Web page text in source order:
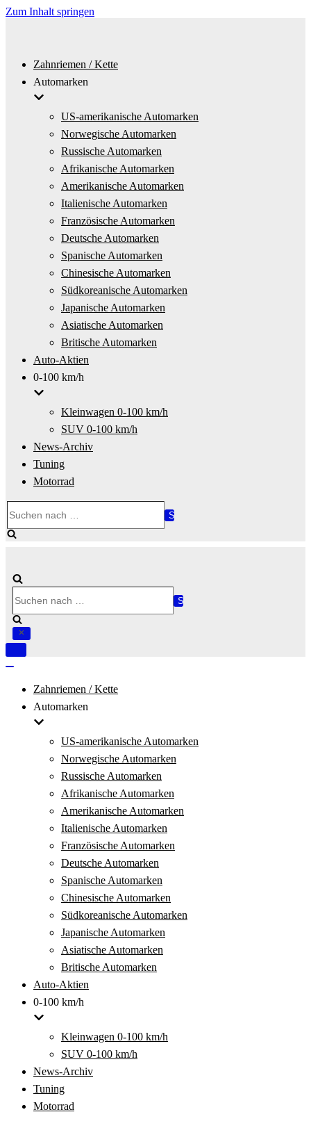
Zum Inhalt springen
Zahnriemen / Kette
Automarken
US-amerikanische Automarken
Norwegische Automarken
Russische Automarken
Afrikanische Automarken
Amerikanische Automarken
Italienische Automarken
Französische Automarken
Deutsche Automarken
Spanische Automarken
Chinesische Automarken
Südkoreanische Automarken
Japanische Automarken
Asiatische Automarken
Britische Automarken
Auto-Aktien
0-100 km/h
Kleinwagen 0-100 km/h
SUV 0-100 km/h
News-Archiv
Tuning
Motorrad
nach …
nach …
Navigation
Zahnriemen / Kette
Automarken
US-amerikanische Automarken
Norwegische Automarken
Russische Automarken
Afrikanische Automarken
Amerikanische Automarken
Italienische Automarken
Französische Automarken
Deutsche Automarken
Spanische Automarken
Chinesische Automarken
Südkoreanische Automarken
Japanische Automarken
Asiatische Automarken
Britische Automarken
Auto-Aktien
0-100 km/h
Kleinwagen 0-100 km/h
SUV 0-100 km/h
News-Archiv
Tuning
Motorrad